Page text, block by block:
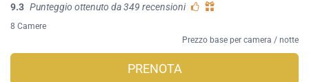
9.3 Punteggio ottenuto da 349 recensioni
8 Camere
Prezzo base per camera / notte
PRENOTA